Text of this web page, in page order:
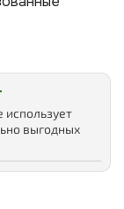
выгодных